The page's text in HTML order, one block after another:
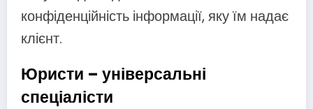
конфіденційність інформації, яку їм надає
клієнт.
Юристи – універсальні
спеціалісти